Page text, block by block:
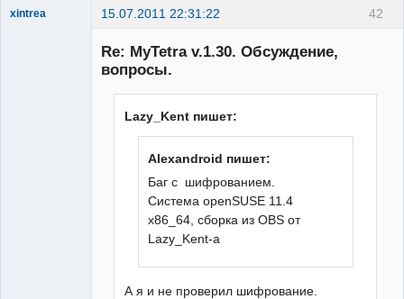
42
xintrea 15.07.2011 22:31:22
Re: MyTetra v.1.30. Обсуждение,
вопросы.
Lazy_Kent пишет:
Alexandroid пишет:
Баг с шифрованием.
Система openSUSE 11.4
x86_64, сборка из OBS от
Lazy_Kent-а
А я и не проверил шифрование.